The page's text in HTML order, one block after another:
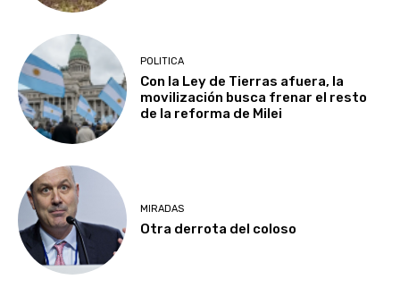
POLITICA
Con la Ley de Tierras afuera, la
movilización busca frenar el resto
de la reforma de Milei
MIRADAS
Otra derrota del coloso